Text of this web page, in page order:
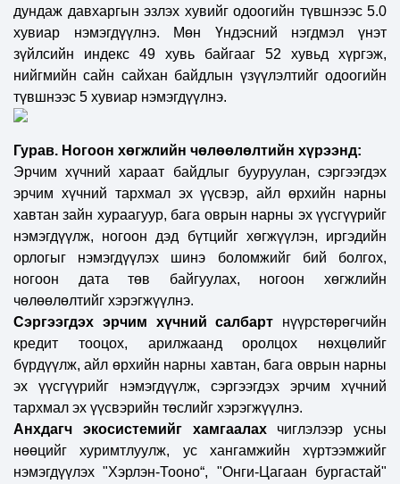
дундаж давхаргын эзлэх хувийг одоогийн түвшнээс 5.0
хувиар нэмэгдүүлнэ. Мөн Үндэсний нэгдмэл үнэт
зүйлсийн индекс 49 хувь байгааг 52 хувьд хүргэж,
нийгмийн сайн сайхан байдлын үзүүлэлтийг одоогийн
түвшнээс 5 хувиар нэмэгдүүлнэ.
Гурав. Ногоон хөгжлийн чөлөөлөлтийн хүрээнд:
Эрчим хүчний хараат байдлыг бууруулан, сэргээгдэх
эрчим хүчний тархмал эх үүсвэр, айл өрхийн нарны
хавтан зайн хураагуур, бага оврын нарны эх үүсгүүрийг
нэмэгдүүлж, ногоон дэд бүтцийг хөгжүүлэн, иргэдийн
орлогыг нэмэгдүүлэх шинэ боломжийг бий болгох,
ногоон дата төв байгуулах, ногоон хөгжлийн
чөлөөлөлтийг хэрэгжүүлнэ.
Сэргээгдэх эрчим хүчний салбарт нүүрстөрөгчийн
кредит тооцох, арилжаанд оролцох нөхцөлийг
бүрдүүлж, айл өрхийн нарны хавтан, бага оврын нарны
эх үүсгүүрийг нэмэгдүүлж, сэргээгдэх эрчим хүчний
тархмал эх үүсвэрийн төслийг хэрэгжүүлнэ.
Анхдагч экосистемийг хамгаалах чиглэлээр усны
нөөцийг хуримтлуулж, ус хангамжийн хүртээмжийг
нэмэгдүүлэх "Хэрлэн-Тооно“, "Онги-Цагаан бургастай"